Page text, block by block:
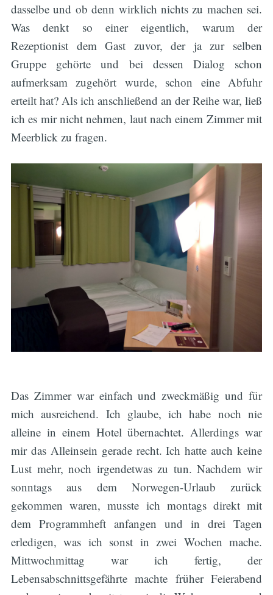
dasselbe und ob denn wirklich nichts zu machen sei.
Was denkt so einer eigentlich, warum der
Rezeptionist dem Gast zuvor, der ja zur selben
Gruppe gehörte und bei dessen Dialog schon
aufmerksam zugehört wurde, schon eine Abfuhr
erteilt hat? Als ich anschließend an der Reihe war, ließ
ich es mir nicht nehmen, laut nach einem Zimmer mit
Meerblick zu fragen.
Das Zimmer war einfach und zweckmäßig und für
mich ausreichend. Ich glaube, ich habe noch nie
alleine in einem Hotel übernachtet. Allerdings war
mir das Alleinsein gerade recht. Ich hatte auch keine
Lust mehr, noch irgendetwas zu tun. Nachdem wir
sonntags aus dem Norwegen-Urlaub zurück
gekommen waren, musste ich montags direkt mit
dem Programmheft anfangen und in drei Tagen
erledigen, was ich sonst in zwei Wochen mache.
Mittwochmittag war ich fertig, der
Lebensabschnittsgefährte machte früher Feierabend